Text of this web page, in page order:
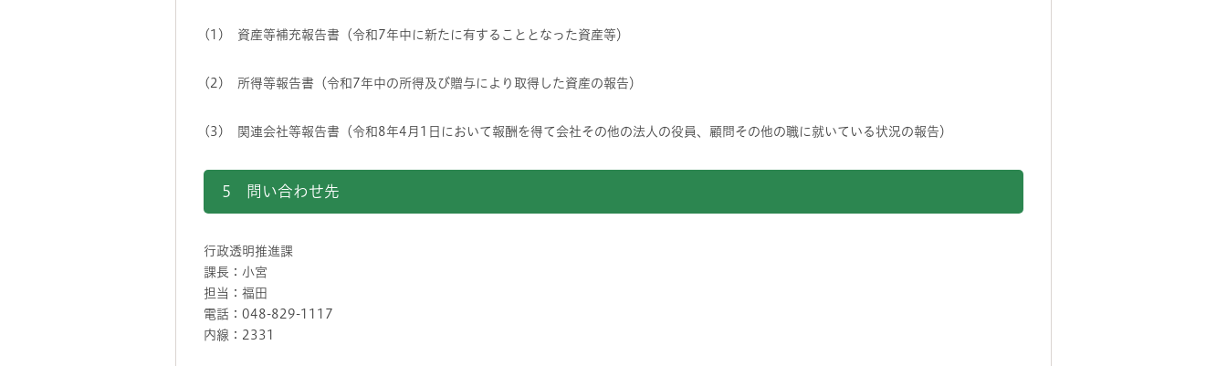
(1) 資産等補充報告書（令和7年中に新たに有することとなった資産等）
(2) 所得等報告書（令和7年中の所得及び贈与により取得した資産の報告）
(3) 関連会社等報告書（令和8年4月1日において報酬を得て会社その他の法人の役員、顧問その他の職に就いている状況の報告）
5 問い合わせ先
行政透明推進課
課長：小宮
担当：福田
電話：048-829-1117
内線：2331